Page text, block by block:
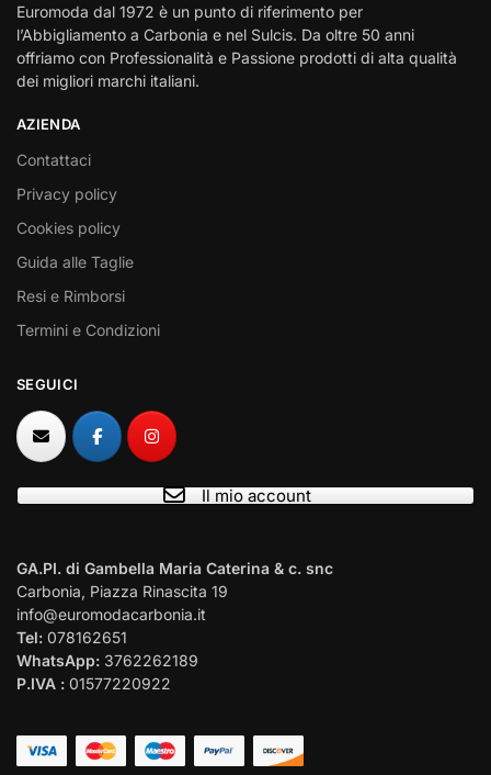
Euromoda dal 1972 è un punto di riferimento per
l’Abbigliamento a Carbonia e nel Sulcis. Da oltre 50 anni
offriamo con Professionalità e Passione prodotti di alta qualità
dei migliori marchi italiani.
AZIENDA
Contattaci
Privacy policy
Cookies policy
Guida alle Taglie
Resi e Rimborsi
Termini e Condizioni
SEGUICI
Il mio account
GA.PI. di Gambella Maria Caterina & c. snc
Carbonia, Piazza Rinascita 19
info@euromodacarbonia.it
Tel: 078162651
WhatsApp: 3762262189
P.IVA : 01577220922